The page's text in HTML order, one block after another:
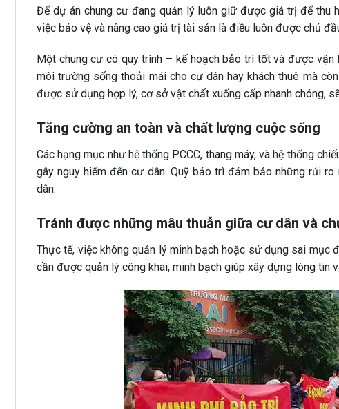
Để dự án chung cư đang quản lý luôn giữ được giá trị để thu
việc bảo vệ và nâng cao giá trị tài sản là điều luôn được chủ
Một chung cư có quy trình – kế hoạch bảo trì tốt và được vận
môi trường sống thoải mái cho cư dân hay khách thuê mà
được sử dụng hợp lý, cơ sở vật chất xuống cấp nhanh chóng,
Tăng cường an toàn và chất lượng cuộc sống
Các hạng mục như hệ thống PCCC, thang máy, và hệ thống
gây nguy hiểm đến cư dân. Quỹ bảo trì đảm bảo những rủi
dân.
Tránh được những mâu thuẫn giữa cư dân và
Thực tế, việc không quản lý minh bạch hoặc sử dụng sai mục
cần được quản lý công khai, minh bạch giúp xây dựng lòng tin